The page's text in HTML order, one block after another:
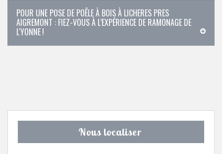
POUR UNE POSE DE POÊLE À BOIS À LICHERES PRES
AIGREMONT : FIEZ-VOUS À L’EXPÉRIENCE DE RAMONAGE DE
L'YONNE !
Nous localiser